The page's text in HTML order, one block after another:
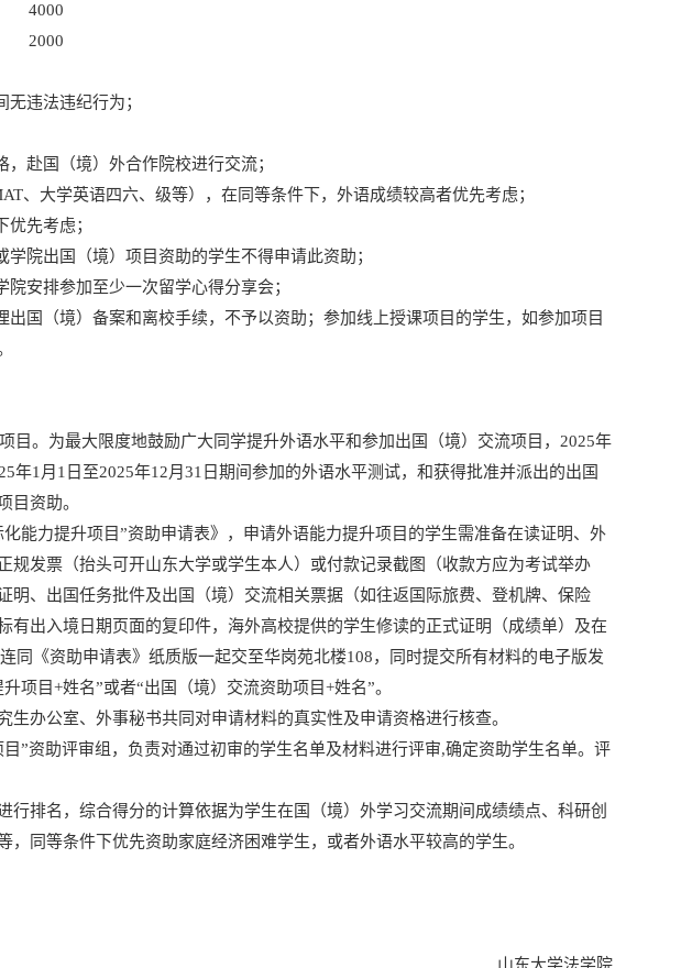
4000
2000
违法违纪行为；
赴国（境）外合作院校进行交流；
、大学英语四六、级等），在同等条件下，外语成绩较高者优先考虑；
先考虑；
院出国（境）项目资助的学生不得申请此资助；
安排参加至少一次留学心得分享会；
国（境）备案和离校手续，不予以资助；参加线上授课项目的学生，如参加项目
目。为最大限度地鼓励广大同学提升外语水平和参加出国（境）交流项目，2025年
年1月1日至2025年12月31日期间参加的外语水平测试，和获得批准并派出的出国
目资助。
能力提升项目”资助申请表》，申请外语能力提升项目的学生需准备在读证明、外
规发票（抬头可开山东大学或学生本人）或付款记录截图（收款方应为考试举办
明、出国任务批件及出国（境）交流相关票据（如往返国际旅费、登机牌、保险
有出入境日期页面的复印件，海外高校提供的学生修读的正式证明（成绩单）及在
同《资助申请表》纸质版一起交至华岗苑北楼108，同时提交所有材料的电子版发
项目+姓名”或者“出国（境）交流资助项目+姓名”。
生办公室、外事秘书共同对申请材料的真实性及申请资格进行核查。
”资助评审组，负责对通过初审的学生名单及材料进行评审,确定资助学生名单。评
行排名，综合得分的计算依据为学生在国（境）外学习交流期间成绩绩点、科研创
同等条件下优先资助家庭经济困难学生，或者外语水平较高的学生。